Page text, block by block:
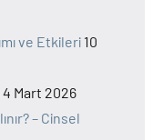
ve Etkileri 10
4 Mart 2026
– Cinsel